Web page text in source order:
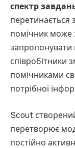
спектр
перетинається
помічник може
запропонувати
співробітники
помічниками
потрібної
Scout
перетворює
постійно